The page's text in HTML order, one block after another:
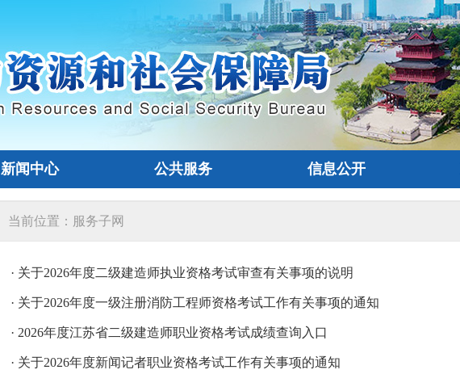
新闻中心 公共服务 信息公开
当前位置： 服务子网
· 关于2026年度二级建造师执业资格考试审查有关事项的说明
· 关于2026年度一级注册消防工程师资格考试工作有关事项的通知
· 2026年度江苏省二级建造师职业资格考试成绩查询入口
· 关于2026年度新闻记者职业资格考试工作有关事项的通知